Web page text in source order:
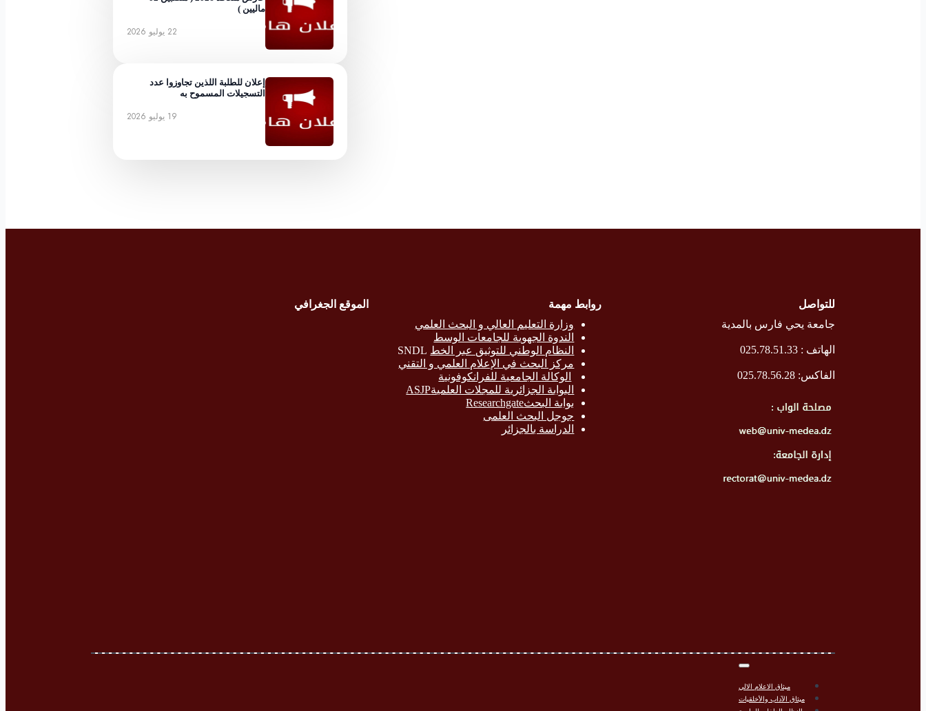
ماليين )
22 يوليو 2026
إعلان للطلبة اللذين تجاوزوا عدد
التسجيلات المسموح به
19 يوليو 2026
للتواصل
جامعة يحي فارس بالمدية
الهاتف : 025.78.51.33
الفاكس: 025.78.56.28
روابط مهمة
وزارة التعليم العالي و البحث العلمي
الندوة الجهوية للجامعات الوسط
النظام الوطني للتوثيق عبر الخط
مركز البحث في الإعلام العلمي و التقني
الوكالة الجامعية للفرانكوفونية
البوابة الجزائرية للمجلات العلميةASJP
بوابة البحثResearchgate
جوجل البحث العلمى
الدراسة بالجزائر
الموقع الجغرافي
ميثاق الاعلام الالي
ميثاق الآداب والأخلقيات